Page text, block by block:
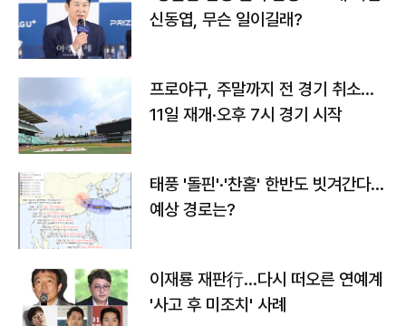
신동엽, 무슨 일이길래?
프로야구, 주말까지 전 경기 취소…
11일 재개·오후 7시 경기 시작
태풍 '돌핀'·'찬홈' 한반도 빗겨간다…
예상 경로는?
이재룡 재판行…다시 떠오른 연예계
'사고 후 미조치' 사례